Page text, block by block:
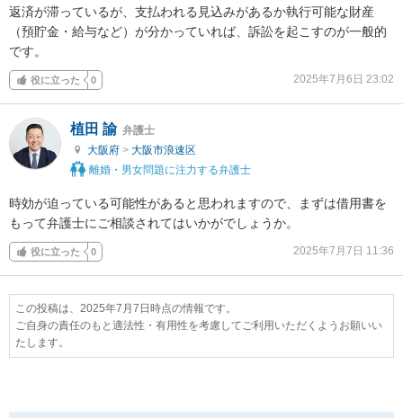
返済が滞っているが、支払われる見込みがあるか執行可能な財産
（預貯金・給与など）が分かっていれば、訴訟を起こすのが一般的
です。
役に立った 0 2025年7月6日 23:02
植田 諭 弁護士
大阪府 > 大阪市浪速区
離婚・男女問題に注力する弁護士
時効が迫っている可能性があると思われますので、まずは借用書を
もって弁護士にご相談されてはいかがでしょうか。
役に立った 0 2025年7月7日 11:36
この投稿は、2025年7月7日時点の情報です。
ご自身の責任のもと適法性・有用性を考慮してご利用いただくようお願いい
たします。